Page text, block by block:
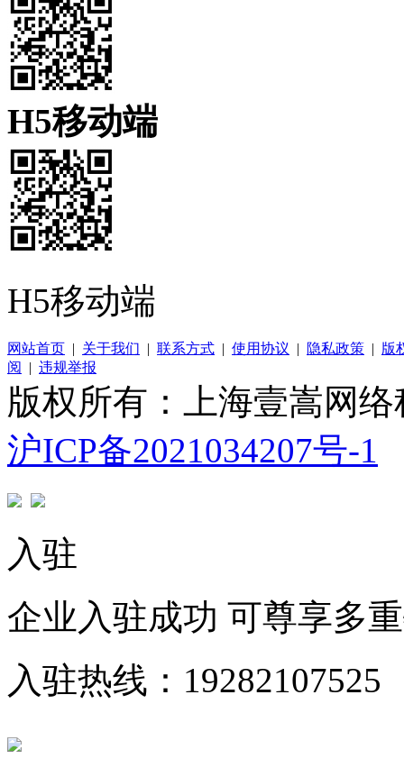
H5移动端
H5移动端
网站首页 | 关于我们 | 联系方式 | 使用协议 | 隐私政策 | 版
阅
| 违规举报
版权所有：上海壹嵩网
沪ICP备2021034207号-1
入驻
企业入驻成功 可尊享多
入驻热线：19282107525